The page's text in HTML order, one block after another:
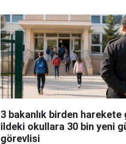
3 bakanlık birden harekete
ildeki okullara 30 bin yeni
görevlisi